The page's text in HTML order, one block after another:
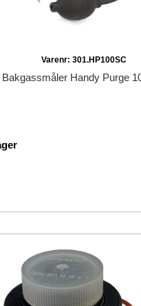
Varenr: 301.HP100SC
Bakgassmåler Handy Purge